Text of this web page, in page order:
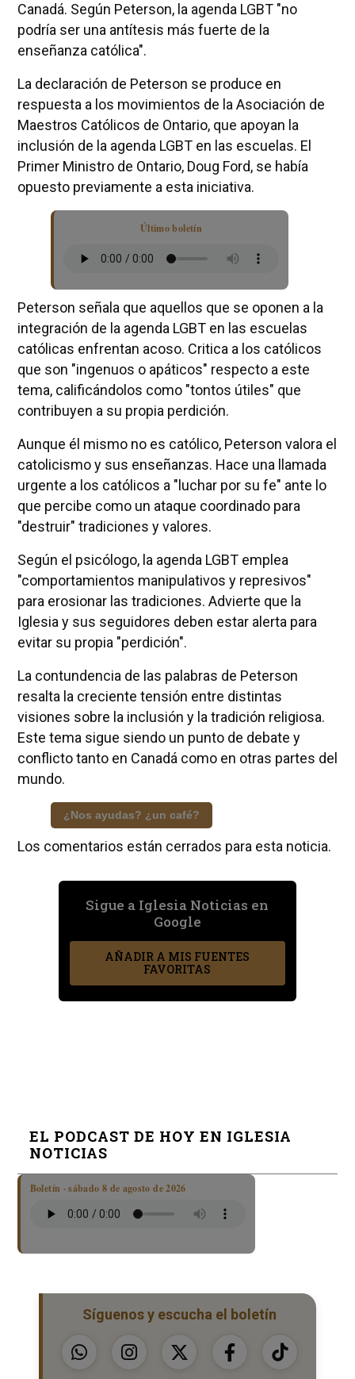
Canadá. Según Peterson, la agenda LGBT "no
podría ser una antítesis más fuerte de la
enseñanza católica".
La declaración de Peterson se produce en
respuesta a los movimientos de la Asociación de
Maestros Católicos de Ontario, que apoyan la
inclusión de la agenda LGBT en las escuelas. El
Primer Ministro de Ontario, Doug Ford, se había
opuesto previamente a esta iniciativa.
Último boletín
Peterson señala que aquellos que se oponen a la
integración de la agenda LGBT en las escuelas
católicas enfrentan acoso. Critica a los católicos
que son "ingenuos o apáticos" respecto a este
tema, calificándolos como "tontos útiles" que
contribuyen a su propia perdición.
Aunque él mismo no es católico, Peterson valora el
catolicismo y sus enseñanzas. Hace una llamada
urgente a los católicos a "luchar por su fe" ante lo
que percibe como un ataque coordinado para
"destruir" tradiciones y valores.
Según el psicólogo, la agenda LGBT emplea
"comportamientos manipulativos y represivos"
para erosionar las tradiciones. Advierte que la
Iglesia y sus seguidores deben estar alerta para
evitar su propia "perdición".
La contundencia de las palabras de Peterson
resalta la creciente tensión entre distintas
visiones sobre la inclusión y la tradición religiosa.
Este tema sigue siendo un punto de debate y
conflicto tanto en Canadá como en otras partes del
mundo.
¿Nos ayudas? ¿un café?
Los comentarios están cerrados para esta noticia.
Sigue a Iglesia Noticias en
Google
AÑADIR A MIS FUENTES
FAVORITAS
EL PODCAST DE HOY EN IGLESIA
NOTICIAS
Boletín · sábado 8 de agosto de 2026
Síguenos y escucha el boletín